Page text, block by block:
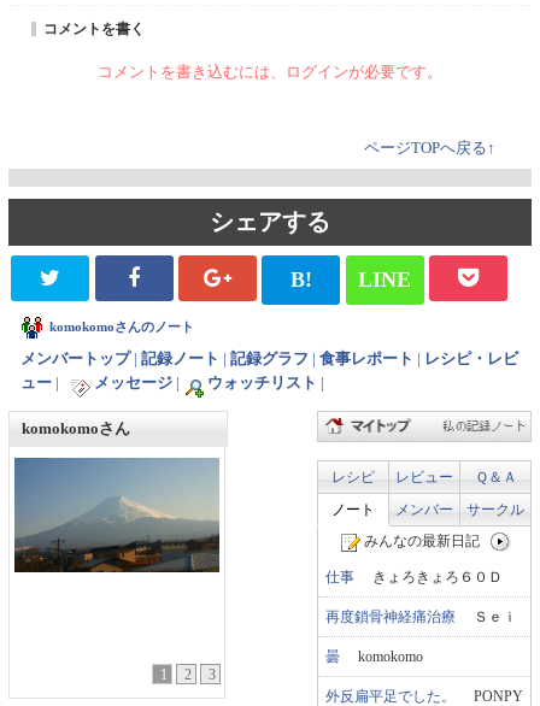
コメントを書く
コメントを書き込むには、ログインが必要です。
ページTOPへ戻る↑
シェアする
B! LINE
komokomoさんのノート
メンバートップ| 記録ノート 記録グラフ 食事レポート
レシピ・レビ
ュー
メッセージ ウォッチリスト
komokomoさん
1 2 3
レシピ レビュー
Ｑ＆Ａ
ノート
メンバー
サークル
みんなの最新日記
仕事 きょろきょろ６０Ｄ
再度鎖骨神経痛治療 Ｓｅｉ
曇 komokomo
外反扁平足でした。 PONPY